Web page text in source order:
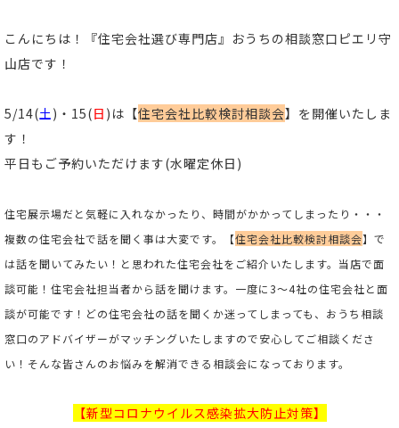
こんにちは！
『住宅会社選び専門店』おうちの相談窓口ピエリ守
山店です！
5/14(土)・15(日 )は【住宅会社比較検討相談会】 を開催いたしま
す！
平日もご予約いただけます(水曜定休日)
住宅展示場だと気軽に入れなかったり、時間がかかってしまったり・・・
複数の住宅会社で話を聞く事は大変です。
【住宅会社比較検討相談会】で
は話を聞いてみたい！と思われた住宅会社をご紹介いたします。当店で面
談可能！住宅会社担当者から話を聞けます。一度に3～4社の住宅会社と面
談が可能です！どの住宅会社の話を聞くか迷ってしまっても、おうち相談
窓口のアドバイザーがマッチングいたしますので安心してご相談くださ
い！そんな皆さんのお悩みを解消できる相談会になっております。
【新型コロナウイルス感染拡大防止対策】